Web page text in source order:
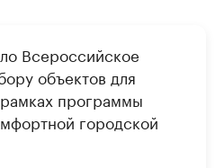
Всероссийское
объектов для
программы
городской